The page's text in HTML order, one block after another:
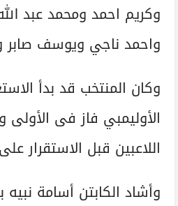
وكريم احمد ومحمد عبد
واحمد ناجي ويوسف صابر
وكان المنتخب قد بدأ
الأوليمبي فاز فى الأولى
اللاعبين قبل الاستقرار
وأشاد الكابتن أسامة